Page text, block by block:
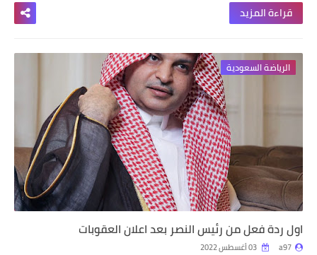
قراءة المزيد
الرياضة السعودية
اول ردة فعل من رئيس النصر بعد اعلان العقوبات
a97